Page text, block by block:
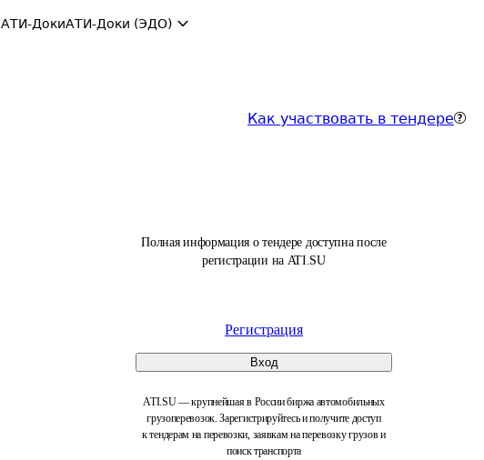
АТИ-ДокиАТИ-Доки (ЭДО)
Как участвовать в тендере
Полная информация о тендере доступна после
регистрации на ATI.SU
Регистрация
Вход
ATI.SU — крупнейшая в России биржа автомобильных
грузоперевозок. Зарегистрируйтесь и получите доступ
к тендерам на перевозки, заявкам на перевозку грузов и
поиск транспорта